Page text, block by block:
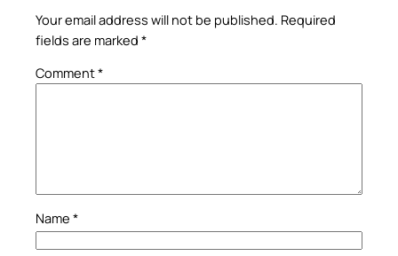
Your email address will not be published. Required
fields are marked *
Comment*
Name *